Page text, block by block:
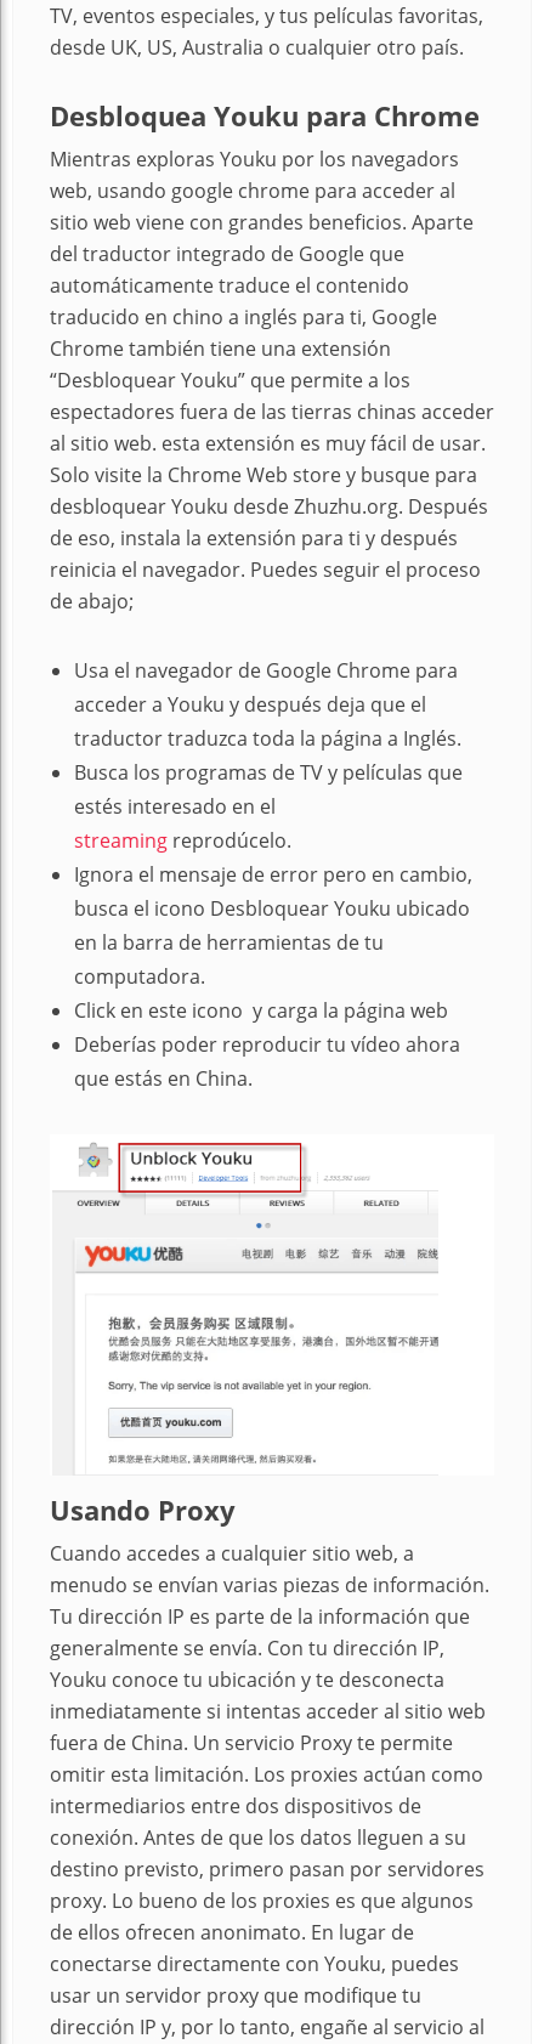
TV, eventos especiales, y tus películas favoritas,
desde UK, US, Australia o cualquier otro país.
Desbloquea Youku para Chrome
Mientras exploras Youku por los navegadors
web, usando google chrome para acceder al
sitio web viene con grandes beneficios. Aparte
del traductor integrado de Google que
automáticamente traduce el contenido
traducido en chino a inglés para ti, Google
Chrome también tiene una extensión
“Desbloquear Youku” que permite a los
espectadores fuera de las tierras chinas acceder
al sitio web. esta extensión es muy fácil de usar.
Solo visite la Chrome Web store y busque para
desbloquear Youku desde Zhuzhu.org. Después
de eso, instala la extensión para ti y después
reinicia el navegador. Puedes seguir el proceso
de abajo;
Usa el navegador de Google Chrome para
acceder a Youku y después deja que el
traductor traduzca toda la página a Inglés.
Busca los programas de TV y películas que
estés interesado en el
streaming reprodúcelo.
Ignora el mensaje de error pero en cambio,
busca el icono Desbloquear Youku ubicado
en la barra de herramientas de tu
computadora.
Click en este icono y carga la página web
Deberías poder reproducir tu vídeo ahora
que estás en China.
Usando Proxy
Cuando accedes a cualquier sitio web, a
menudo se envían varias piezas de información.
Tu dirección IP es parte de la información que
generalmente se envía. Con tu dirección IP,
Youku conoce tu ubicación y te desconecta
inmediatamente si intentas acceder al sitio web
fuera de China. Un servicio Proxy te permite
omitir esta limitación. Los proxies actúan como
intermediarios entre dos dispositivos de
conexión. Antes de que los datos lleguen a su
destino previsto, primero pasan por servidores
proxy. Lo bueno de los proxies es que algunos
de ellos ofrecen anonimato. En lugar de
conectarse directamente con Youku, puedes
usar un servidor proxy que modifique tu
dirección IP y, por lo tanto, engañe al servicio al